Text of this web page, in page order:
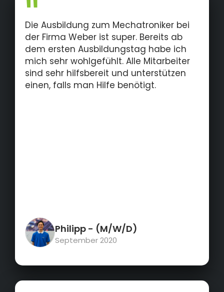
Ing. Markus Weber und Ludwig Weber M.Sc.
Die Ausbildung zum Mechatroniker bei
der Firma Weber ist super. Bereits ab
dem ersten Ausbildungstag habe ich
mich sehr wohlgefühlt. Alle Mitarbeiter
sind sehr hilfsbereit und unterstützen
einen, falls man Hilfe benötigt.
Philipp - (M/W/D)
September 2020